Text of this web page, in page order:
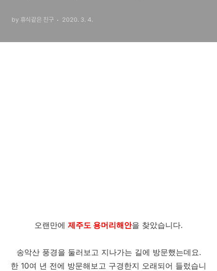
by 휴식같은 친구 2020. 3. 4.
오랜만에 제주도 용머리해안을 찾았습니다.
송악산 풍경을 둘러보고 지나가는 길에 방문했는데요.
한 10여 년 전에 방문해보고 구경한지 오래되어 들렀습니